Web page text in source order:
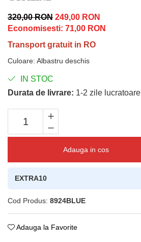
320,00 RON 249,00 RON
Economisesti: 71,00 RON
Transport gratuit in RO
Culoare: Albastru deschis
IN STOC
Durata de livrare: 1-2 zile lucratoare
Adauga in cos
EXTRA10
Cod Produs: 8924BLUE
Adauga la Favorite